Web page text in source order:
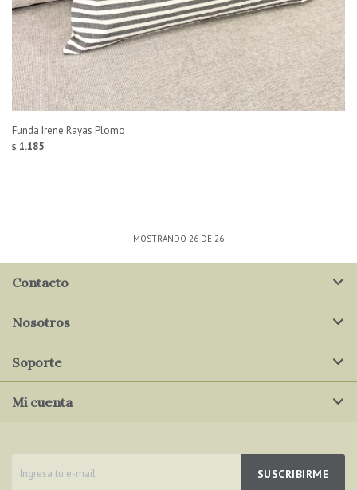
Funda Irene Rayas Plomo
$ 1.185
MOSTRANDO 26 DE 26
SUSCRIBIRME
Contacto
Nosotros
Soporte
Mi cuenta